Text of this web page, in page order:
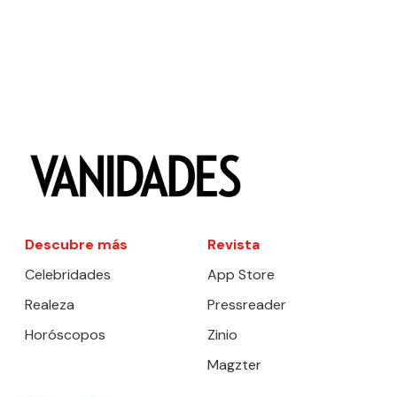
Descubre más
Celebridades
Realeza
Horóscopos
Revista
App Store
Pressreader
Zinio
Magzter